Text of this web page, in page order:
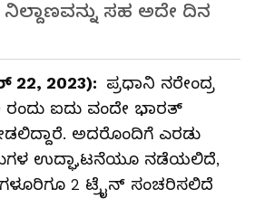
ಸಹ ಅದೇ ದಿನ
2023): ಪ್ರಧಾನಿ ನರೇಂದ್ರ
ಐದು ವಂದೇ ಭಾರತ್
ಅದರೊಂದಿಗೆ ಎರಡು
ಉದ್ಘಾಟನೆಯೂ ನಡೆಯಲಿದೆ,
2 ಟ್ರೈನ್‌ ಸಂಚರಿಸಲಿದೆ